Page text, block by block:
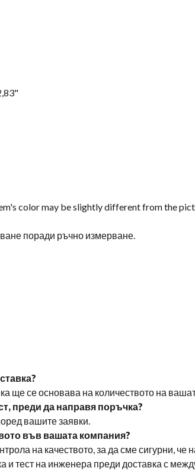
color may be slightly different from the
поради ръчно измерване.
ще се основава на количеството на
преди да направя поръчка?
вашите заявки.
във вашата компания?
на качеството, за да сме сигурни, че
и тест на инженера преди доставка с